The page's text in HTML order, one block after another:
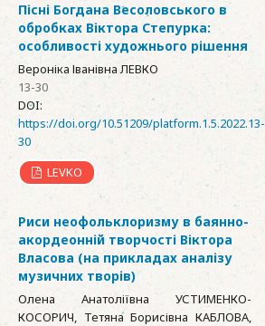
Пісні Богдана Весоловського в
обробках Віктора Степурка:
особливості художнього рішення
Вероніка Іванівна ЛЕВКО
13-30
DOI:
https://doi.org/10.51209/platform.1.5.2022.13-
30
LEVKO
Риси неофольклоризму в баянно-
акордеонній творчості Віктора
Власова (на прикладах аналізу
музичних творів)
Олена Анатоліївна УСТИМЕНКО-
КОСОРИЧ, Тетяна Борисівна КАБЛОВА,